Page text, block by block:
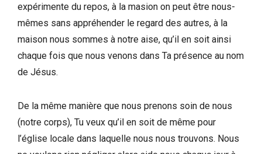
expérimente du repos, à la masion on peut être nous-
mêmes sans appréhender le regard des autres, à la
maison nous sommes à notre aise, qu’il en soit ainsi
chaque fois que nous venons dans Ta présence au nom
de Jésus.
De la même manière que nous prenons soin de nous
(notre corps), Tu veux qu’il en soit de même pour
l’église locale dans laquelle nous nous trouvons. Nous